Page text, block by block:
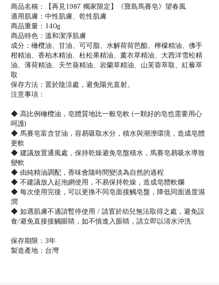
商品名稱：【再見1987 獨家限定】《寶島馬賽皂》望春風
適用肌膚：中性肌膚、乾性肌膚
商品重量：140g
商品特色：溫和潔淨肌膚
成分：橄欖油、甘油、可可脂、水解荷荷芭酯、檸檬精油、佛手
柑精油、香柏木精油、杜松果精油、薰衣草精油、大西洋雪松精
油、薄荷精油、天竺葵精油、岩蘭草精油、山芙蓉萃取、紅藜萃
取
保存方法：置於陰涼處，避免陽光直射。
注意事項：
◆ 高比例橄欖油，皂體質地比一般皂軟 (一顆好的皂也需要用心
呵護)
◆ 馬賽皂富含甘油，容易吸取水分，積水與潮溼環境，造成皂體
更軟
◆ 建議放置通風處，保持乾燥避免皂盤積水，馬賽皂易吸水導致
變軟
◆ 由純精油調配，香味會隨時間變淡為自然的過程
◆ 不建議放入起泡網使用，不易保持乾燥，造成皂體軟爛
◆ 每次使用完後，可以更換不同皂面接觸皂盤，降低同面過度濕
潤
◆ 如遇肌膚不適請暫停使用 / 請置於幼兒無法取得之處，避免誤
食/避免直接接觸眼睛，如不慎進入眼睛，請立即以清水沖洗
保存期限：3年
製造產地：台灣